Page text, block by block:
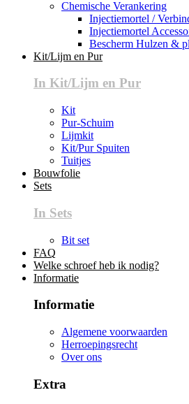
Chemische Verankering
Injectiemortel /
Injectiemortel
Bescherm Hulzen &
Kit/Lijm en Pur
In Kit/Lijm en Pur
Kit
Pur-Schuim
Lijmkit
Kit/Pur Spuiten
Tuitjes
Bouwfolie
Sets
In Sets
Bit set
FAQ
Welke schroef heb ik nodig?
Informatie
Informatie
Algemene voorwaarden
Herroepingsrecht
Over ons
Extra